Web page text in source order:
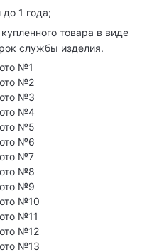
1 года;
товара в виде
службы изделия.